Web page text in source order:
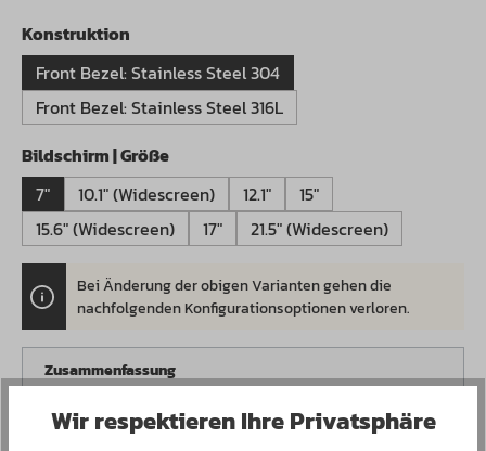
Konstruktion
Front Bezel: Stainless Steel 304
Front Bezel: Stainless Steel 316L
Bildschirm | Größeauswählen
7"
10.1" (Widescreen) 12.1"
15"
15.6" (Widescreen)
17" 21.5" (Widescreen)
Bei Änderung der obigen Varianten gehen die
nachfolgenden Konfigurationsoptionen verloren.
Zusammenfassung
RAM:
---
Wir respektieren Ihre Privatsphäre